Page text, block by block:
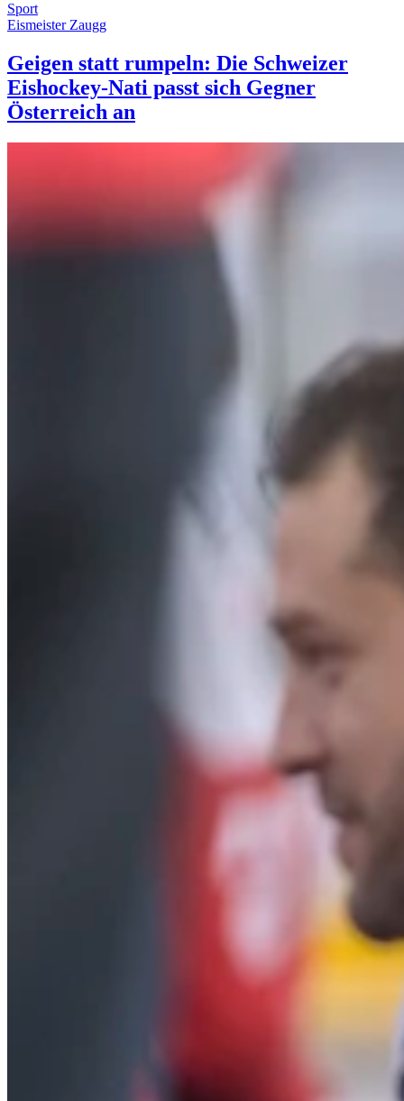
Sport
Eismeister Zaugg
Geigen statt rumpeln: Die Schweizer
Eishockey-Nati passt sich Gegner
Österreich an